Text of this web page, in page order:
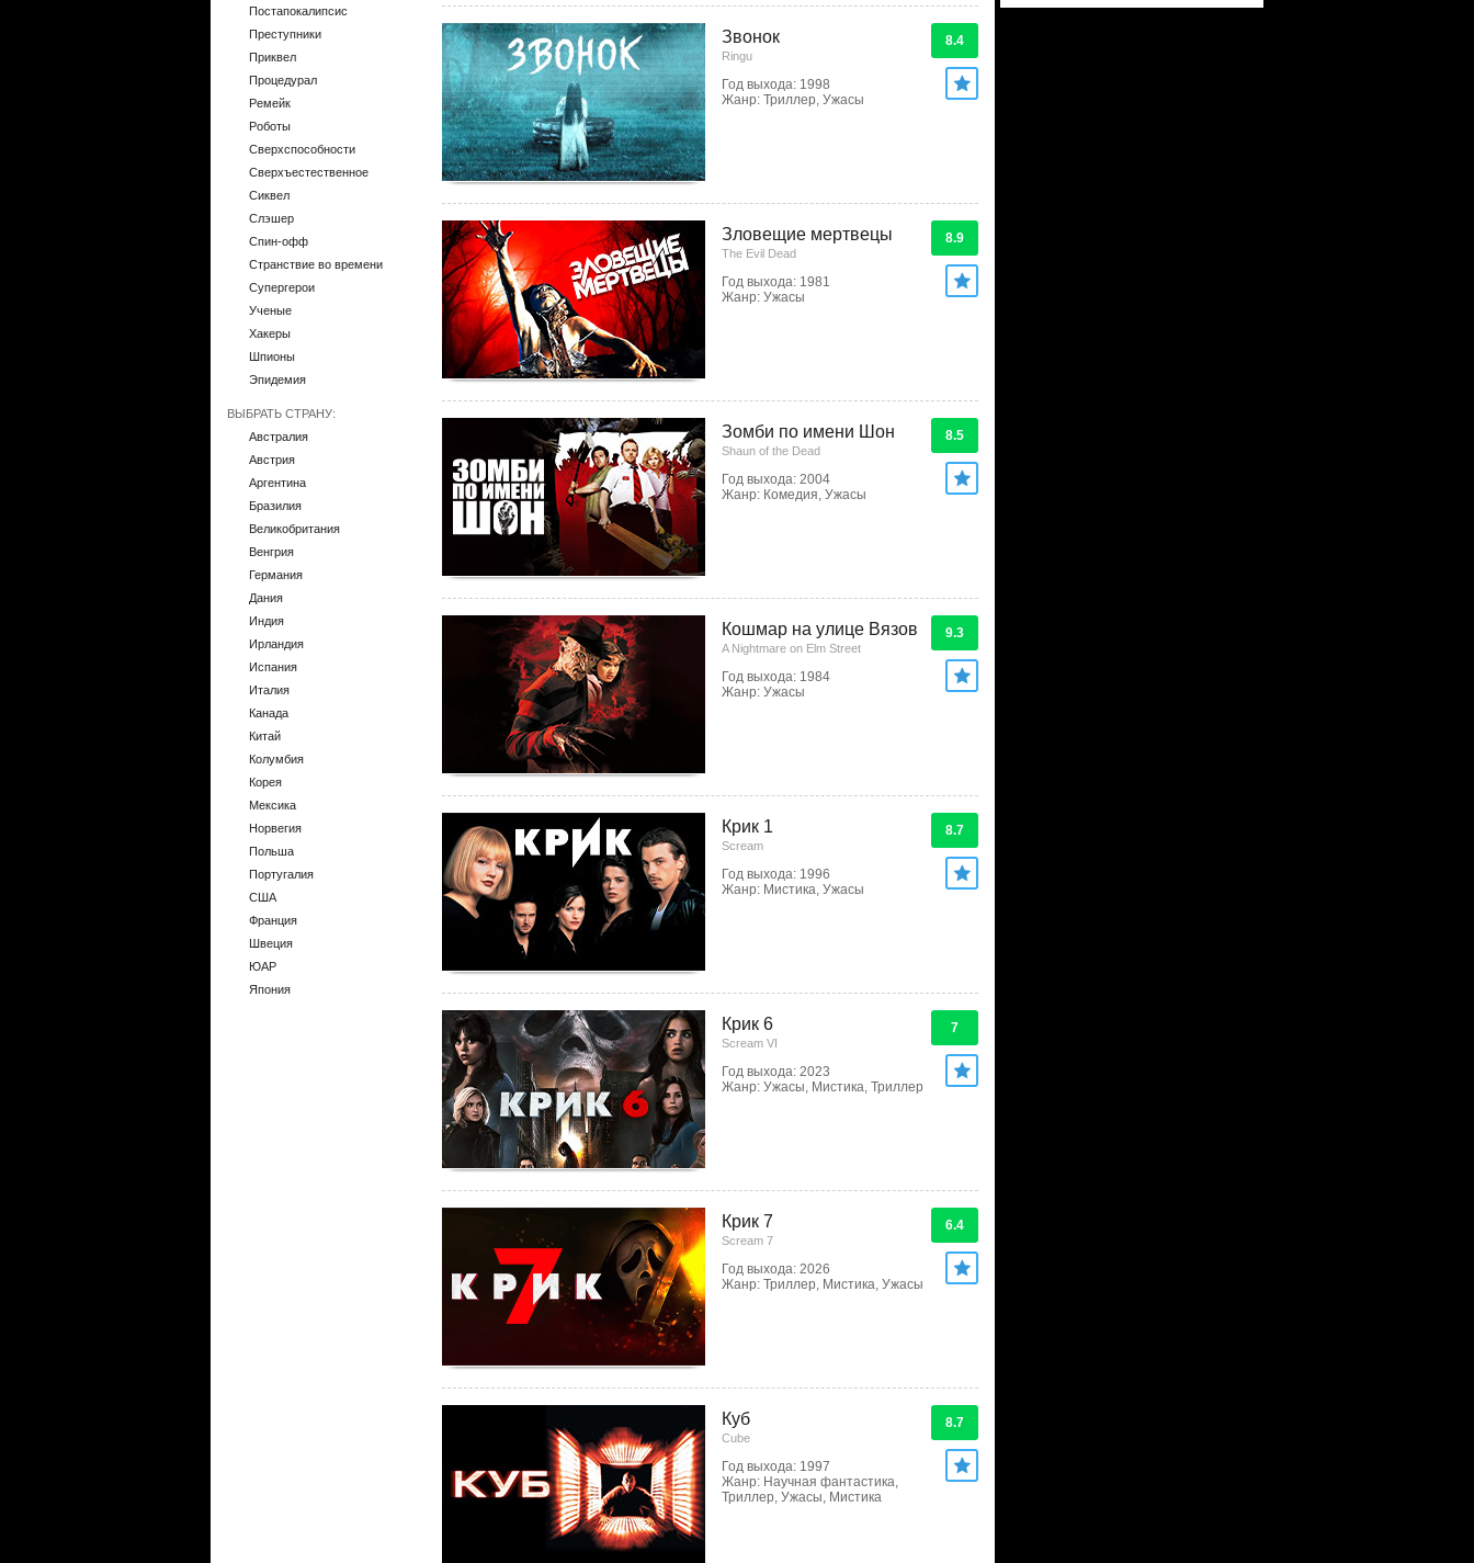
Постапокалипсис
Преступники
Приквел
Процедурал
Ремейк
Роботы
Сверхспособности
Сверхъестественное
Сиквел
Слэшер
Спин-офф
Странствие во времени
Супергерои
Ученые
Хакеры
Шпионы
Эпидемия
ВЫБРАТЬ СТРАНУ:
Австралия
Австрия
Аргентина
Бразилия
Великобритания
Венгрия
Германия
Дания
Индия
Ирландия
Испания
Италия
Канада
Китай
Колумбия
Корея
Мексика
Норвегия
Польша
Португалия
США
Франция
Швеция
ЮАР
Япония
Звонок
Ringu
Год выхода: 1998
Жанр: Триллер, Ужасы
8.4
Зловещие мертвецы
The Evil Dead
Год выхода: 1981
Жанр: Ужасы
8.9
Зомби по имени Шон
Shaun of the Dead
Год выхода: 2004
Жанр: Комедия, Ужасы
8.5
Кошмар на улице Вязов
A Nightmare on Elm Street
Год выхода: 1984
Жанр: Ужасы
9.3
Крик 1
Scream
Год выхода: 1996
Жанр: Мистика, Ужасы
8.7
Крик 6
Scream VI
Год выхода: 2023
Жанр: Ужасы, Мистика, Триллер
7
Крик 7
Scream 7
Год выхода: 2026
Жанр: Триллер, Мистика, Ужасы
6.4
Куб
Cube
Год выхода: 1997
Жанр: Научная фантастика,
Триллер, Ужасы, Мистика
8.7